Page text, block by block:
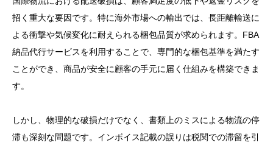
招く重大な要因です。特に海外市場への輸出では、長距離輸送に
よる衝撃や気候変化に耐えられる梱包品質が求められます。FBA
納品代行サービスを利用することで、専門的な梱包基準を満たす
ことができ、商品が安全に顧客の手元に届く仕組みを構築できま
す。
しかし、物理的な破損だけでなく、書類上のミスによる物流の停
滞も深刻な問題です。インボイス記載の誤りは税関での滞留を引